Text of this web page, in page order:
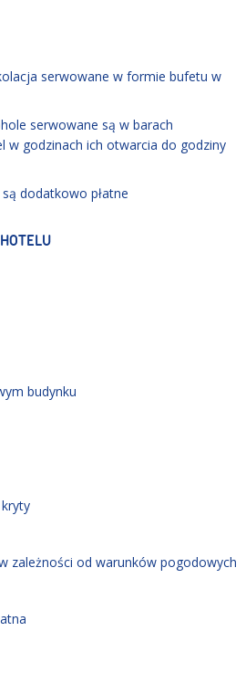
serwowane w formie bufetu w
serwowane są w barach
w godzinach ich otwarcia do godziny
dodatkowo płatne
budynku
zależności od warunków pogodowych